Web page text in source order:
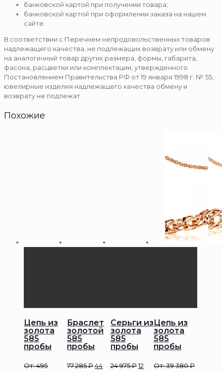
банковской картой при получении товара;
банковской картой при оформлении заказа на нашем
сайте.
В соответствии с Перечнем непродовольственных товаров
надлежащего качества, не подлежащих возврату или обмену
на аналогичный товар других размера, формы, габарита,
фасона, расцветки или комплектации, утвержденного
Постановлением Правительства РФ от 19 января 1998 г. № 55,
ювелирные изделия надлежащего качества обмену и
возврату не подлежат.
Похожие
Цепь из
золота
585
пробы
От:495
Браслет
золотой
585
пробы
77 285₽44
Серьги из
золота
585
пробы
24 975₽12
Цепь из
золота
585
пробы
От:39 380₽